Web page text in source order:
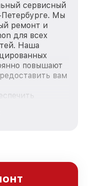
сервисный
Мы
ремонт и
для всех
Наша
повышают
вам
для
Canon, вне
повышая